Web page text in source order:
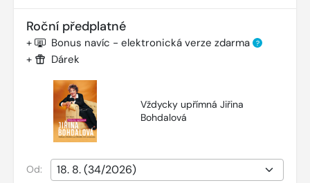
Roční předplatné
+ Bonus navíc - elektronická verze zdarma ?
+ Dárek
Vždycky upřímná Jiřina
Bohdalová
Od: